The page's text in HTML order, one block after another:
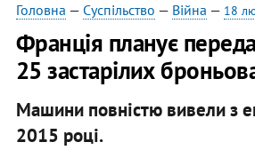
Головна — Суспільство — Війна — 18
Франція планує
25 застарілих
Машини повністю вивели з
2015 році.